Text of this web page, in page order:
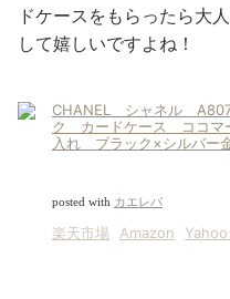
ドケースをもらったら大
して嬉しいですよね！
CHANEL シャネル
ク カードケース ココマ
入れ ブラック×シルバー
posted with カエレバ
楽天市場 Amazon